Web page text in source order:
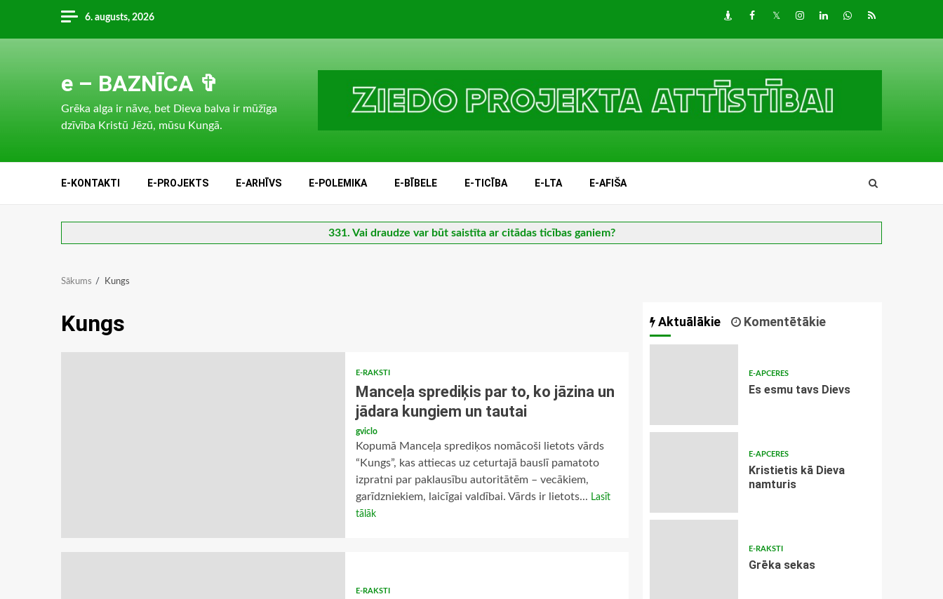
content
6. augusts, 2026 DraugiemFacebook
TwitterInstagram
LinkedInwhatsapp
RSS
e – BAZNĪCA ✞
Grēka alga ir nāve, bet Dieva balva ir mūžīga
dzīvība Kristū Jēzū, mūsu Kungā.
E-KONTAKTI E-PROJEKTS E-ARHĪVS E-POLEMIKA E-BĪBELE E-TICĪBA E-LTA E-AFIŠA
331. Vai draudze var būt saistīta ar citādas ticības ganiem?
Sākums Kungs
Kungs
E-RAKSTI
Manceļa sprediķis par to, ko jāzina un
jādara kungiem un tautai
gviclo
Kopumā Manceļa sprediķos nomācoši lietots vārds
“Kungs”, kas attiecas uz ceturtajā bauslī pamatoto
izpratni par paklausību autoritātēm – vecākiem,
garīdzniekiem, laicīgai valdībai. Vārds ir lietots... Lasīt
tālāk
E-RAKSTI
Aktuālākie Komentētākie
E-APCERES
Es esmu tavs Dievs
E-APCERES
Kristietis kā Dieva
namturis
E-RAKSTI
Grēka sekas